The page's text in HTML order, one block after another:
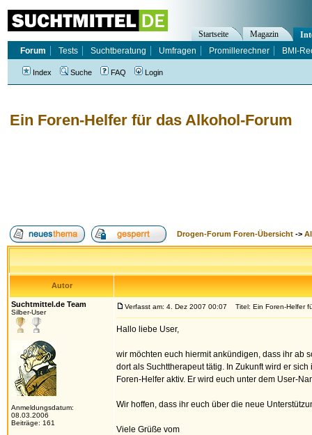
Ein Foren-Helfer für das Alkohol-Forum
Drogen-Forum Foren-Übersicht ->
Autor
Suchtmittel.de Team
Silber-User
Anmeldungsdatum:
08.03.2006
Beiträge: 161
Verfasst am: 4. Dez 2007 00:07 Titel: Ein Foren-Helfer
Hallo liebe User,
wir möchten euch hiermit ankündigen, dass ihr ab
dort als Suchttherapeut tätig. In Zukunft wird er
Foren-Helfer aktiv. Er wird euch unter dem User-
Wir hoffen, dass ihr euch über die neue
Viele Grüße vom
Startseite Magazin
Forum
Tests Suchtberatung Umfragen Promillerechner BMI-
Index Suche FAQ Login